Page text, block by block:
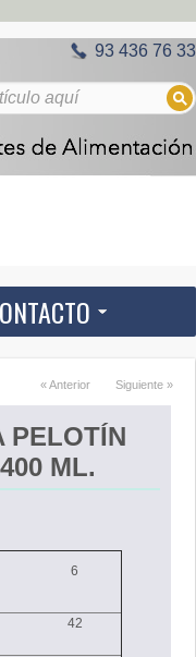
93 436 76 33
« Anterior Siguiente »
PELOTÍN
ML.
6
42